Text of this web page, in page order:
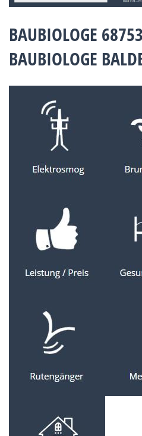
BAUBIOLOGE
BAUBIOLOGE